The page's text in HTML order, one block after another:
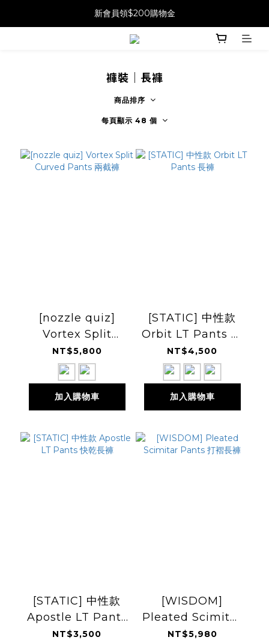
新會員領$200購物金
褲裝｜長褲
商品排序
每頁顯示 48 個
[nozzle quiz]
Vortex Split
Curved Pants 兩
截褲
NT$5,800
加入購物車
[STATIC] 中性款
Orbit LT Pants 長
褲
NT$4,500
加入購物車
[STATIC] 中性款
Apostle LT Pants
快乾長褲
NT$3,500
[WISDOM]
Pleated Scimitar
Pants 打褶長褲
NT$5,980